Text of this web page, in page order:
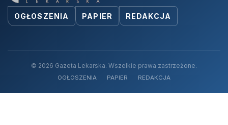
OGŁOSZENIA PAPIER REDAKCJA
© 2026 Gazeta Lekarska. Wszelkie prawa zastrzeżone.
OGŁOSZENIA PAPIER REDAKCJA